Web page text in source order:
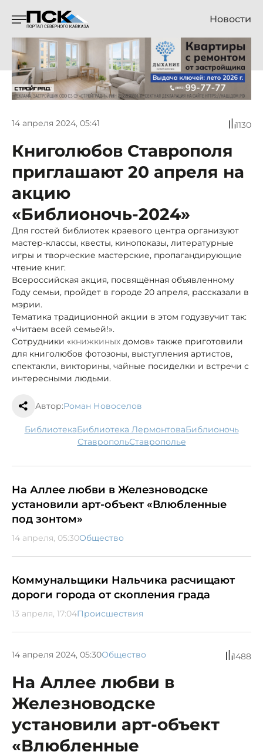
Новости
14 апреля 2024, 05:41 1130
Книголюбов Ставрополя
приглашают 20 апреля на
акцию
«Библионочь-2024»
Для гостей библиотек краевого центра организуют
мастер-классы, квесты, кинопоказы, литературные
игры и творческие мастерские, пропагандирующие
чтение книг.
Всероссийская акция, посвящённая объявленному
Году семьи, пройдет в городе 20 апреля, рассказали в
мэрии.
Тематика традиционной акции в этом годузвучит так:
«Читаем всей семьей!».
Сотрудники «книжкиных домов» также приготовили
для книголюбов фотозоны, выступления артистов,
спектакли, викторины, чайные посиделки и встречи с
интересными людьми.
Автор:Роман Новоселов
библиотека библиотека Лермонтова библионочь
Ставрополь Ставрополье
На Аллее любви в Железноводске
установили арт-объект «Влюбленные
под зонтом»
14 апреля, 05:30Общество
Коммунальщики Нальчика расчищают
дороги города от скопления града
13 апреля, 17:04Происшествия
14 апреля 2024, 05:30Общество 1488
На Аллее любви в
Железноводске
установили арт-объект
«Влюбленные